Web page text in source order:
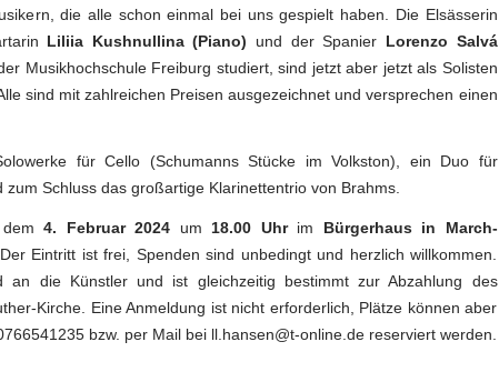
die alle schon einmal bei uns gespielt haben. Die Elsässerin
Liliia Kushnullina (Piano) und der Spanier Lorenzo Salvá
Musikhochschule Freiburg studiert, sind jetzt aber jetzt als Solisten
sind mit zahlreichen Preisen ausgezeichnet und versprechen einen
für Cello (Schumanns Stücke im Volkston), ein Duo für
Schluss das großartige Klarinettentrio von Brahms.
4. Februar 2024 um 18.00 Uhr im Bürgerhaus in March-
Eintritt ist frei, Spenden sind unbedingt und herzlich willkommen.
an die Künstler und ist gleichzeitig bestimmt zur Abzahlung des
Kirche. Eine Anmeldung ist nicht erforderlich, Plätze können aber
bzw. per Mail bei ll.hansen@t-online.de reserviert werden.